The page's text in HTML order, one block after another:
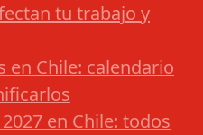
tu trabajo y
en Chile: calendario
en Chile: todos